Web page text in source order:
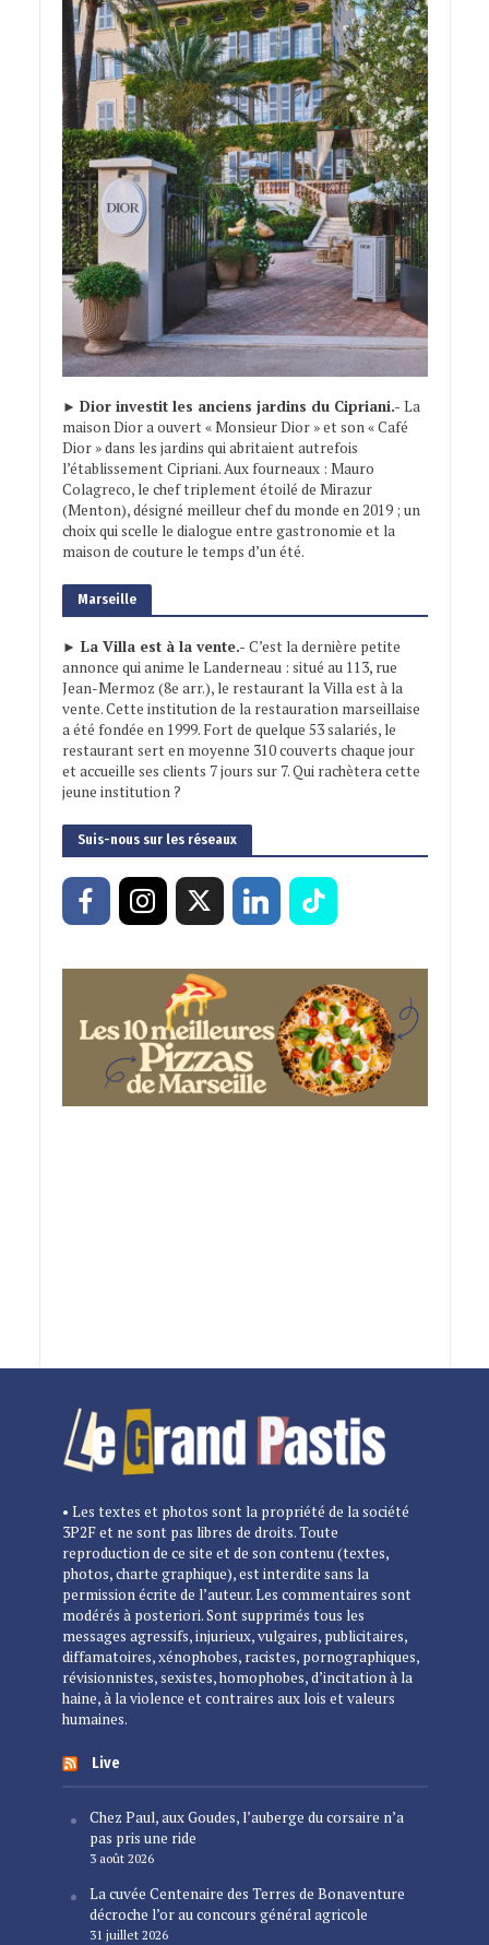
► Dior investit les anciens jardins du Cipriani.- La
maison Dior a ouvert « Monsieur Dior » et son « Café
Dior » dans les jardins qui abritaient autrefois
l’établissement Cipriani. Aux fourneaux : Mauro
Colagreco, le chef triplement étoilé de Mirazur
(Menton), désigné meilleur chef du monde en 2019 ; un
choix qui scelle le dialogue entre gastronomie et la
maison de couture le temps d’un été.
Marseille
► La Villa est à la vente.- C’est la dernière petite
annonce qui anime le Landerneau : situé au 113, rue
Jean-Mermoz (8e arr.), le restaurant la Villa est à la
vente. Cette institution de la restauration marseillaise
a été fondée en 1999. Fort de quelque 53 salariés, le
restaurant sert en moyenne 310 couverts chaque jour
et accueille ses clients 7 jours sur 7. Qui rachètera cette
jeune institution ?
Suis-nous sur les réseaux
• Les textes et photos sont la propriété de la société
3P2F et ne sont pas libres de droits. Toute
reproduction de ce site et de son contenu (textes,
photos, charte graphique), est interdite sans la
permission écrite de l’auteur. Les commentaires sont
modérés à posteriori. Sont supprimés tous les
messages agressifs, injurieux, vulgaires, publicitaires,
diffamatoires, xénophobes, racistes, pornographiques,
révisionnistes, sexistes, homophobes, d’incitation à la
haine, à la violence et contraires aux lois et valeurs
humaines.
Live
Chez Paul, aux Goudes, l’auberge du corsaire n’a
pas pris une ride
3 août 2026
La cuvée Centenaire des Terres de Bonaventure
décroche l’or au concours général agricole
31 juillet 2026